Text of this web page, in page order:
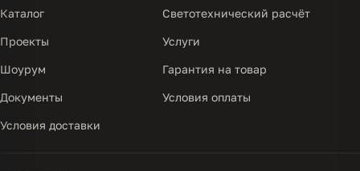
Каталог Светотехнический расчёт
Проекты Услуги
Шоурум Гарантия на товар
Документы Условия оплаты
Условия доставки